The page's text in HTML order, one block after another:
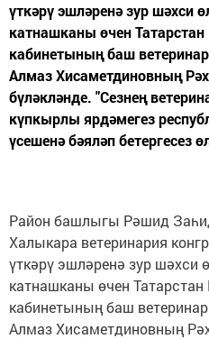
үткәрү эшләренә зур шәхси
катнашканы өчен
кабинетының баш
Алмаз Хисаметдиновның
бүләкләнде. "Сезнең
күпкырлы ярдәмегез
үсешенә бәяләп бетергесез
Район башлыгы Рәшид
Халыкара ветеринария
үткәрү эшләренә зур шәхси
катнашканы өчен
кабинетының баш
Алмаз Хисаметдиновның